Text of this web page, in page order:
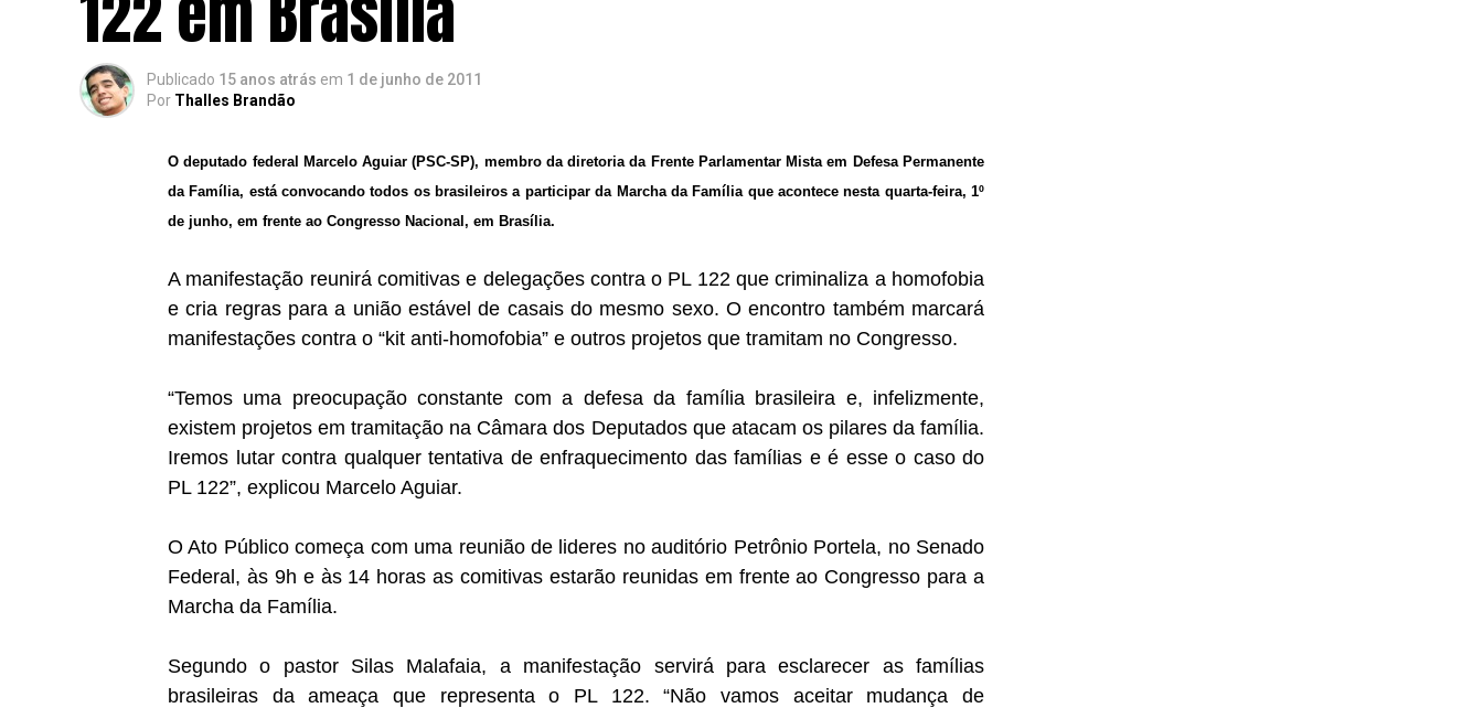
Publicado 15 anos atrás em 1 de junho de 2011
Por Thalles Brandão
O deputado federal Marcelo Aguiar (PSC-SP), membro da diretoria da Frente Parlamentar Mista em Defesa Permanente
da Família, está convocando todos os brasileiros a participar da Marcha da Família que acontece nesta quarta-feira, 1º
de junho, em frente ao Congresso Nacional, em Brasília.
A manifestação reunirá comitivas e delegações contra o PL 122 que criminaliza a homofobia
e cria regras para a união estável de casais do mesmo sexo. O encontro também marcará
manifestações contra o “kit anti-homofobia” e outros projetos que tramitam no Congresso.
“Temos uma preocupação constante com a defesa da família brasileira e, infelizmente,
existem projetos em tramitação na Câmara dos Deputados que atacam os pilares da família.
Iremos lutar contra qualquer tentativa de enfraquecimento das famílias e é esse o caso do
PL 122”, explicou Marcelo Aguiar.
O Ato Público começa com uma reunião de lideres no auditório Petrônio Portela, no Senado
Federal, às 9h e às 14 horas as comitivas estarão reunidas em frente ao Congresso para a
Marcha da Família.
Segundo o pastor Silas Malafaia, a manifestação servirá para esclarecer as famílias
brasileiras da ameaça que representa o PL 122. “Não vamos aceitar mudança de